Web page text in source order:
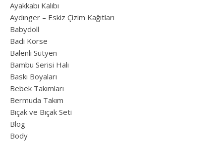
Ayakkabı Kalıbı
Aydınger – Eskiz Çizim Kağıtları
Babydoll
Badi Korse
Balenli Sütyen
Bambu Serisi Halı
Baskı Boyaları
Bebek Takımları
Bermuda Takım
Bıçak ve Bıçak Seti
Blog
Body